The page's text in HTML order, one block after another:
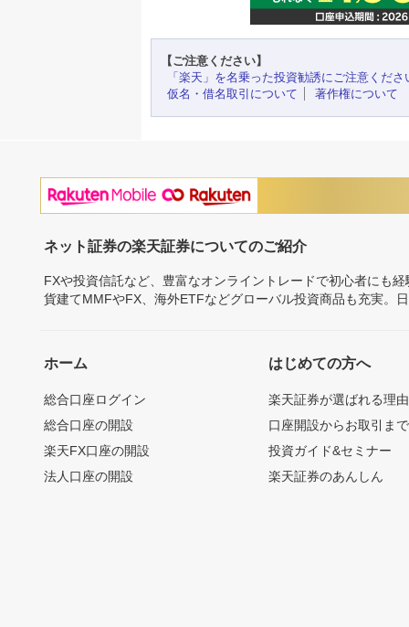
【ご注意ください】
「楽天」を名乗った投資勧誘にご注意くださ
仮名・借名取引について
著作権について
ネット証券の楽天証券についてのご紹介
FXや投資信託など、豊富なオンライントレードで初心者にも
貨建てMMFやFX、海外ETFなどグローバル投資商品も充実。
ホーム
総合口座ログイン
総合口座の開設
楽天FX口座の開設
法人口座の開設
はじめての方へ
楽天証券が選ばれる理由
口座開設からお取引ま
投資ガイド&セミナー
楽天証券のあんしん